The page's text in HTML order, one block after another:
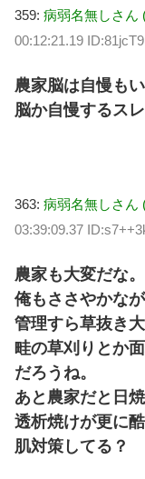
359: 病弱名無しさん
00:12:21.19
農家脳は自慢も
脳か自慢するス
363: 病弱名無しさん
03:39:09.37
農家も大変だな。
俺もささやかな
管理すら草抜き大
畦の草刈りとか
だろうね。
あと農家だと日
透析焼けが更に
肌対策してる？